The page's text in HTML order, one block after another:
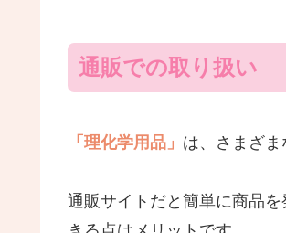
通販での取り扱い
「理化学用品」 は、さまざま
通販サイトだと簡単に商品